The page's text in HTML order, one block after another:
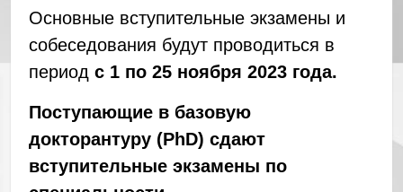
Основные вступительные экзамены и
собеседования будут проводиться в
период с 1 по 25 ноября 2023 года.
Поступающие в базовую
докторантуру (PhD) сдают
вступительные экзамены по